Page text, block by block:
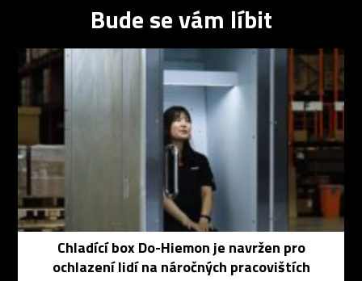
Bude se vám líbit
Chladící box Do-Hiemon je navržen pro
ochlazení lidí na náročných pracovištích